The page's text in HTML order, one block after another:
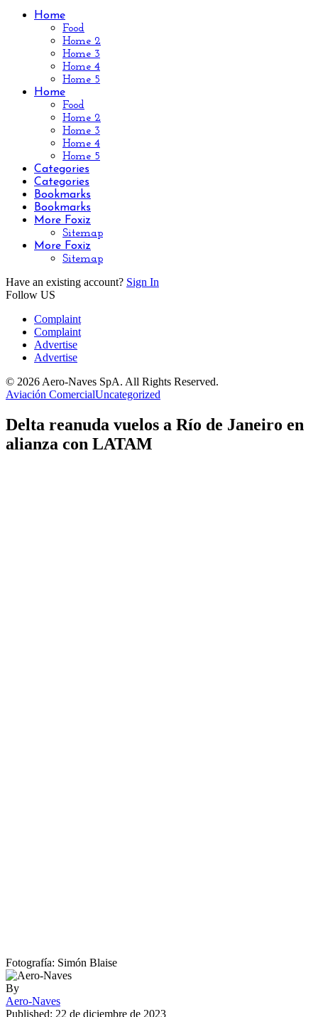
Home
Food
Home 2
Home 3
Home 4
Home 5
Home
Food
Home 2
Home 3
Home 4
Home 5
Categories
Categories
Bookmarks
Bookmarks
More Foxiz
Sitemap
More Foxiz
Sitemap
Have an existing account? Sign In
Follow US
Complaint
Complaint
Advertise
Advertise
© 2026 Aero-Naves SpA. All Rights Reserved.
Aviación ComercialUncategorized
Delta reanuda vuelos a Río de Janeiro en
alianza con LATAM
Fotografía: Simón Blaise
By
Aero-Naves
Published: 22 de diciembre de 2023